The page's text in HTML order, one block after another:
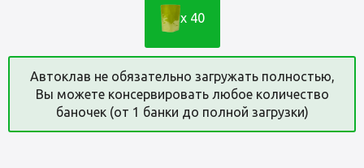
x 40
Автоклав не обязательно загружать полностью,
Вы можете консервировать любое количество
баночек (от 1 банки до полной загрузки)